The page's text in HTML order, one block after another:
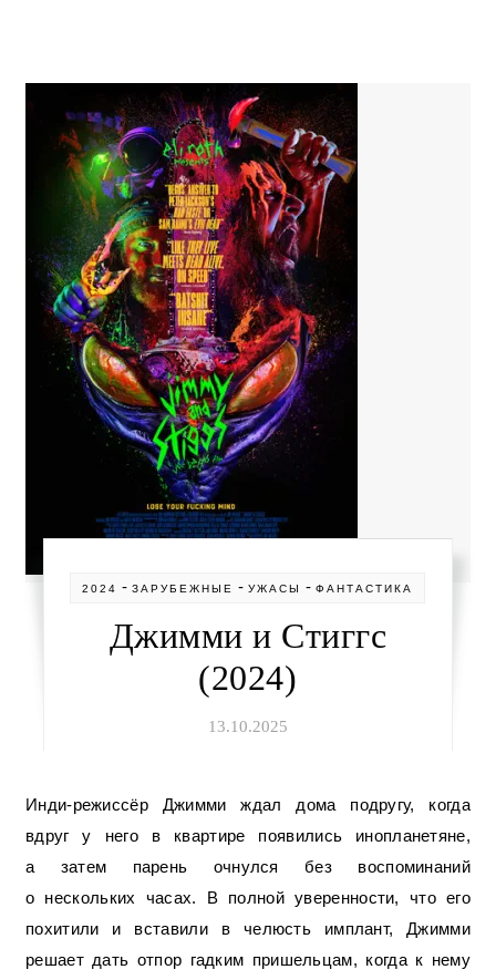
2024 -ЗАРУБЕЖНЫЕ -УЖАСЫ -ФАНТАСТИКА
Джимми и Стиггс
(2024)
13.10.2025
Инди-режиссёр Джимми ждал дома подругу, когда
вдруг у него в квартире появились инопланетяне,
а затем парень очнулся без воспоминаний
о нескольких часах. В полной уверенности, что его
похитили и вставили в челюсть имплант, Джимми
решает дать отпор гадким пришельцам, когда к нему